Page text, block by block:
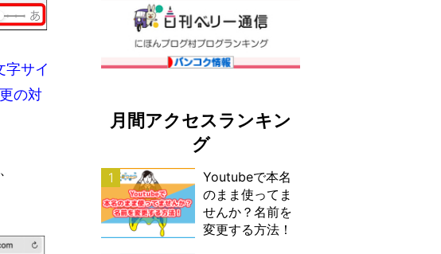
字サイ
の対
月間アクセスランキン
グ
1
Youtubeで本名
のまま使ってま
せんか？名前を
変更する方法！